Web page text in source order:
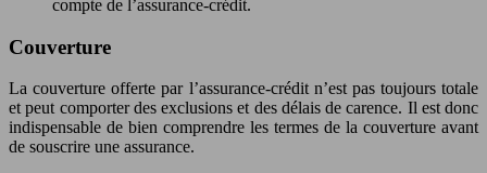
compte de l’assurance-crédit.
Couverture
La couverture offerte par l’assurance-crédit n’est pas toujours totale
et peut comporter des exclusions et des délais de carence. Il est donc
indispensable de bien comprendre les termes de la couverture avant
de souscrire une assurance.